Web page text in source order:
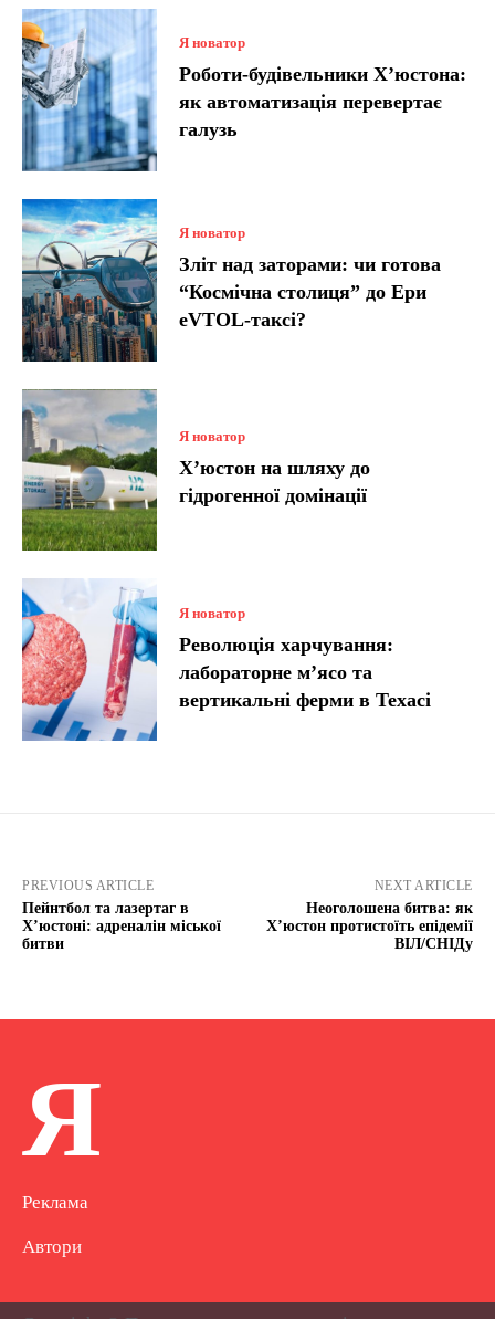
Я новатор
Роботи-будівельники Х’юстона:
як автоматизація перевертає
галузь
Я новатор
Зліт над заторами: чи готова
“Космічна столиця” до Ери
eVTOL-таксі?
Я новатор
Х’юстон на шляху до
гідрогенної домінації
Я новатор
Революція харчування:
лабораторне м’ясо та
вертикальні ферми в Техасі
PREVIOUS ARTICLE
Пейнтбол та лазертаг в
Х’юстоні: адреналін міської
битви
NEXT ARTICLE
Неоголошена битва: як
Х’юстон протистоїть епідемії
ВІЛ/СНІДу
Я
Реклама
Автори